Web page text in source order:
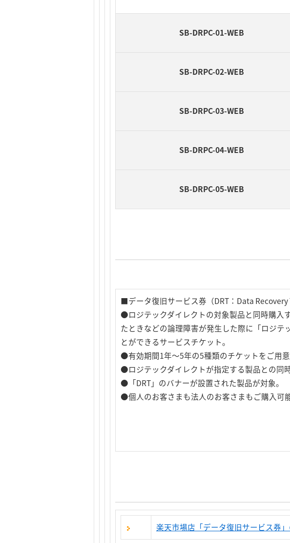
SB-DRPC-01-WEB
SB-DRPC-02-WEB
SB-DRPC-03-WEB
SB-DRPC-04-WEB
SB-DRPC-05-WEB
■データ復旧サービス券（DRT：Data
●ロジテックダイレクトの対象製品と同時購入
たときなどの論理障害が発生した際に「ロジ
とができるサービスチケット。
●有効期間1年～5年の5種類のチケットをご用意
●ロジテックダイレクトが指定する製品との同
●「DRT」のバナーが設置された製品が対象。
●個人のお客さまも法人のお客さまもご購入可能
楽天市場店「データ復旧サービス券